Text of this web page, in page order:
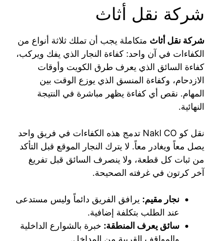
شركة نقل أثاث
شركة نقل أثاث متكاملة يجب أن تملك ثلاثة أنواع من
الكفاءات في آن واحد: كفاءة النجار الذي يفك ويركب،
كفاءة السائق الذي يعرف طرق الكويت وأوقات
الازدحام، وكفاءة المنسق الذي يوزع الوقت بين
المهام. نقص أي كفاءة يظهر مباشرة في النتيجة
النهائية.
نقل كو Nakl CO تدمج هذه الكفاءات في فريق واحد
يصل معاً ويغادر معاً. لا يترك النجار الموقع قبل التأكد
من ثبات كل قطعة، ولا ينصرف السائق قبل تفريغ
آخر كرتون في غرفته الصحيحة.
نجار مقيم: يرافق الفريق دائماً وليس مستدعى
عند الطلب بتكلفة إضافية.
سائق يعرف المنطقة: خبرة بالشوارع الداخلية
والمواقف القريبة من المداخل.